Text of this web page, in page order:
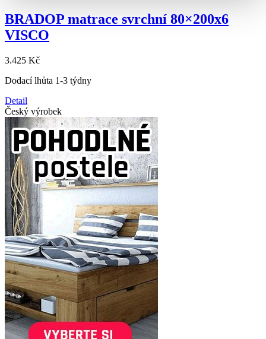
BRADOP matrace svrchní 80×200x6
VISCO
3.425 Kč
Dodací lhůta 1-3 týdny
Detail
Český výrobek